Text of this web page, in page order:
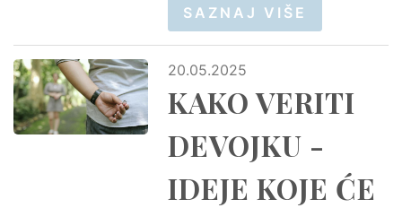
SAZNAJ VIŠE
20.05.2025
KAKO VERITI
DEVOJKU -
IDEJE KOJE ĆE